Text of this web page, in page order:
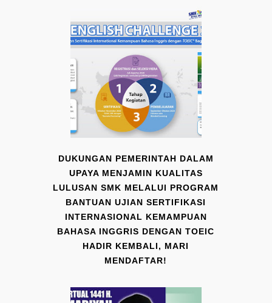
DUKUNGAN PEMERINTAH DALAM
UPAYA MENJAMIN KUALITAS
LULUSAN SMK MELALUI PROGRAM
BANTUAN UJIAN SERTIFIKASI
INTERNASIONAL KEMAMPUAN
BAHASA INGGRIS DENGAN TOEIC
HADIR KEMBALI, MARI
MENDAFTAR!